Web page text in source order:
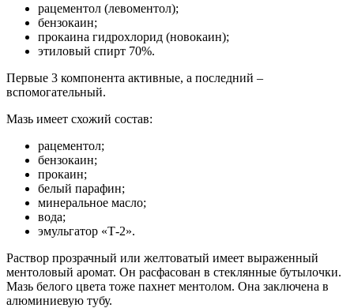
рацементол (левоментол);
бензокаин;
прокаина гидрохлорид (новокаин);
этиловый спирт 70%.
Первые 3 компонента активные, а последний –
вспомогательный.
Мазь имеет схожий состав:
рацементол;
бензокаин;
прокаин;
белый парафин;
минеральное масло;
вода;
эмульгатор «Т-2».
Раствор прозрачный или желтоватый имеет выраженный
ментоловый аромат. Он расфасован в стеклянные бутылочки.
Мазь белого цвета тоже пахнет ментолом. Она заключена в
алюминиевую тубу.